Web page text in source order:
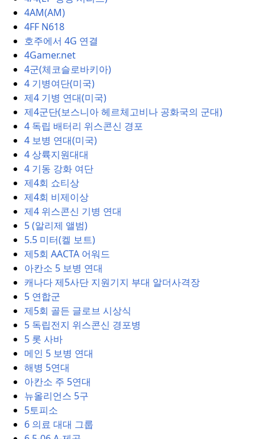
4AM(AM)
4FF N618
호주에서 4G 연결
4Gamer.net
4군(체코슬로바키아)
4 기병여단(미국)
제4 기병 연대(미국)
제4군단(보스니아 헤르체고비나 공화국의 군대)
4 독립 배터리 위스콘신 경포
4 보병 연대(미국)
4 상륙지원대대
4 기동 강화 여단
제4회 쇼티상
제4회 비제이상
제4 위스콘신 기병 연대
5 (알리제 앨범)
5.5 미터(켈 보트)
제5회 AACTA 어워드
아칸소 5 보병 연대
캐나다 제5사단 지원기지 부대 알더사격장
5 연합군
제5회 골든 글로브 시상식
5 독립전지 위스콘신 경포병
5 롯 사바
메인 5 보병 연대
해병 5연대
아칸소 주 5연대
뉴올리언스 5구
5토피소
6 의료 대대 그룹